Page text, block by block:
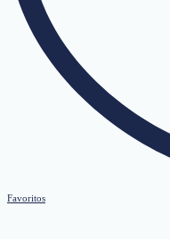
Favoritos